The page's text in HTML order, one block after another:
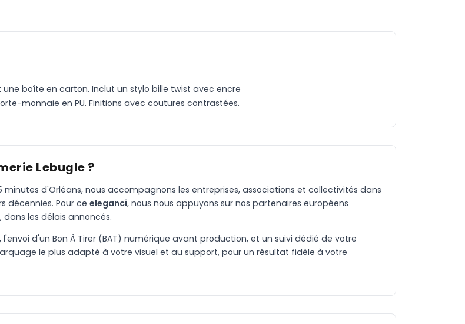
boîte en carton. Inclut un stylo bille twist avec encre
monnaie en PU. Finitions avec coutures contrastées.
Lebugle ?
d'Orléans, nous accompagnons les entreprises, associations et collectivités dans
décennies. Pour ce eleganci, nous nous appuyons sur nos partenaires européens
les délais annoncés.
, l'envoi d'un Bon À Tirer (BAT) numérique avant production, et un suivi dédié de votre
le plus adapté à votre visuel et au support, pour un résultat fidèle à votre